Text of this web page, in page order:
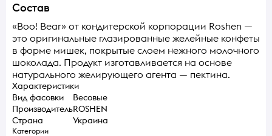
Состав
«Boo! Bear» от кондитерской корпорации Roshen —
это оригинальные глазированные желейные конфеты
в форме мишек, покрытые слоем нежного молочного
шоколада. Продукт изготавливается на основе
натурального желирующего агента — пектина.
Характеристики
Вид фасовки
Весовые
ПроизводительROSHEN
Страна
Украина
Категории